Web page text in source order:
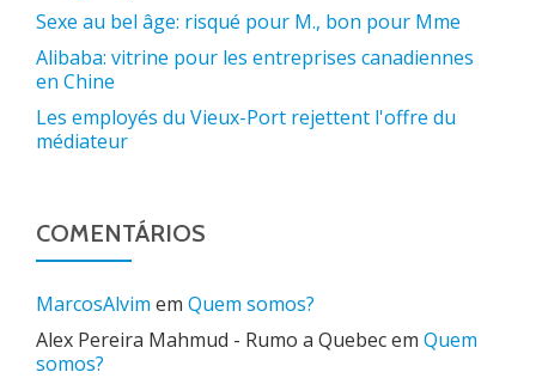
Sexe au bel âge: risqué pour M., bon pour Mme
Alibaba: vitrine pour les entreprises canadiennes
en Chine
Les employés du Vieux-Port rejettent l'offre du
médiateur
COMENTÁRIOS
MarcosAlvim em Quem somos?
Alex Pereira Mahmud - Rumo a Quebecem Quem
somos?